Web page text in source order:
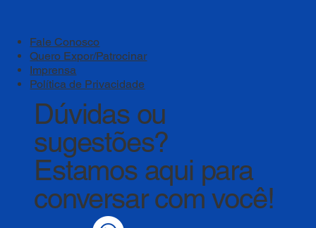
Fale Conosco
Quero Expor/Patrocinar
Imprensa
Política de Privacidade
Dúvidas ou
sugestões?
Estamos aqui para
conversar com você!